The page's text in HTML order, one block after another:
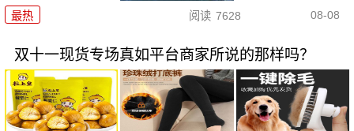
最热 阅读 7628 08-08
双十一现货专场真如平台商家所说的那样吗？